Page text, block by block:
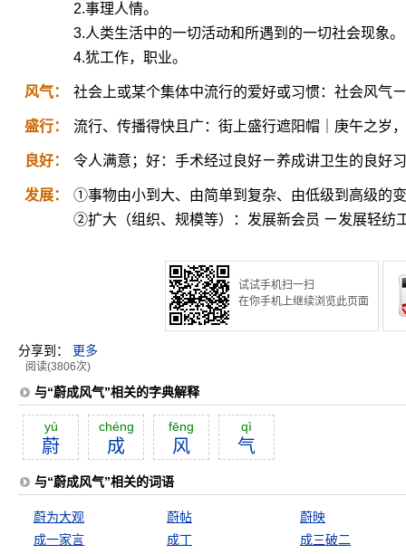
2.事理人情。
3.人类生活中的一切活动和所遇到的一切社会现象。
4.犹工作，职业。
风气： 社会上或某个集体中流行的爱好或习惯：社会风气
盛行： 流行、传播得快且广：街上盛行遮阳帽｜庚午之岁
良好： 令人满意；好：手术经过良好ㄧ养成讲卫生的良好
发展：
①事物由小到大、由简单到复杂、由低级到高级的
②扩大（组织、规模等）：发展新会员 ㄧ发展轻纺
试试手机扫一扫
在你手机上继续浏览此页面
分享到： 更多
阅读(3806次)
与“蔚成风气”相关的字典解释
yù
蔚
chéng
成
fēng
风
qì
气
与“蔚成风气”相关的词语
蔚为大观 蔚帖
蔚映
成一家言
成丁
成三破二